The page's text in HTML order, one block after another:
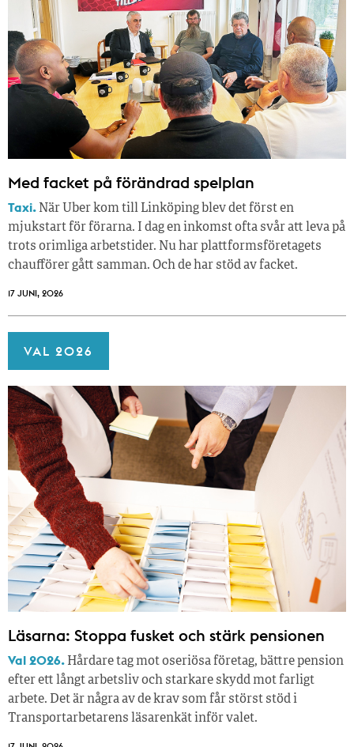
Med facket på förändrad spelplan
Taxi. När Uber kom till Linköping blev det först en
mjukstart för förarna. I dag en inkomst ofta svår att leva på
trots orimliga arbetstider. Nu har plattformsföretagets
chaufförer gått samman. Och de har stöd av facket.
17 JUNI, 2026
VAL 2026
Läsarna: Stoppa fusket och stärk pensionen
Val 2026. Hårdare tag mot oseriösa företag, bättre pension
efter ett långt arbetsliv och starkare skydd mot farligt
arbete. Det är några av de krav som får störst stöd i
Transportarbetarens läsar­enkät inför valet.